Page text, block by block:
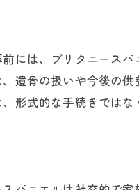
には、ブリタニースパ
遺骨の扱いや今後の
形式的な手続きではな